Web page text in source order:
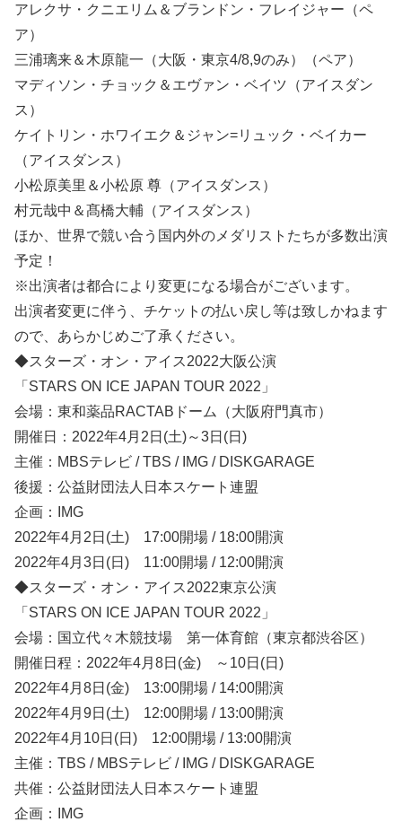
アレクサ・クニエリム＆ブランドン・フレイジャー（ペ
ア）
三浦璃来＆木原龍一（大阪・東京4/8,9のみ）（ペア）
マディソン・チョック＆エヴァン・ベイツ（アイスダン
ス）
ケイトリン・ホワイエク＆ジャン=リュック・ベイカー
（アイスダンス）
小松原美里＆小松原 尊（アイスダンス）
村元哉中＆髙橋大輔（アイスダンス）
ほか、世界で競い合う国内外のメダリストたちが多数出演
予定！
※出演者は都合により変更になる場合がございます。
出演者変更に伴う、チケットの払い戻し等は致しかねます
ので、あらかじめご了承ください。
◆スターズ・オン・アイス2022大阪公演
「STARS ON ICE JAPAN TOUR 2022」
会場：東和薬品RACTABドーム（大阪府門真市）
開催日：2022年4月2日(土)～3日(日)
主催：MBSテレビ / TBS / IMG / DISKGARAGE
後援：公益財団法人日本スケート連盟
企画：IMG
2022年4月2日(土) 17:00開場 / 18:00開演
2022年4月3日(日) 11:00開場 / 12:00開演
◆スターズ・オン・アイス2022東京公演
「STARS ON ICE JAPAN TOUR 2022」
会場：国立代々木競技場 第一体育館（東京都渋谷区）
開催日程：2022年4月8日(金) ～10日(日)
2022年4月8日(金) 13:00開場 / 14:00開演
2022年4月9日(土) 12:00開場 / 13:00開演
2022年4月10日(日) 12:00開場 / 13:00開演
主催：TBS / MBSテレビ / IMG / DISKGARAGE
共催：公益財団法人日本スケート連盟
企画：IMG